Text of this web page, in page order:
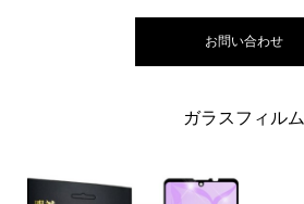
お問い合わせ
ガラスフィルム